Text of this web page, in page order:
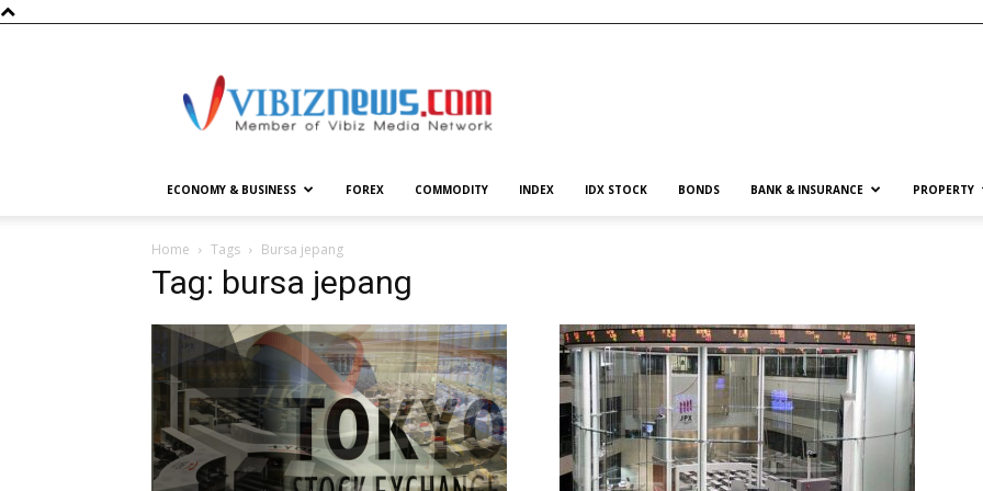
ECONOMY & BUSINESS FOREX COMMODITY INDEX IDX STOCK BONDS BANK & INSURANCE PROPERTY
Home Tags Bursa jepang
Tag: bursa jepang